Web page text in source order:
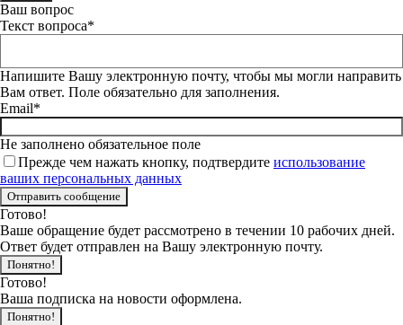
Ваш вопрос
Текст вопроса*
Напишите Вашу электронную почту, чтобы мы могли направить
Вам ответ. Поле обязательно для заполнения.
Email*
Не заполнено обязательное поле
Прежде чем нажать кнопку, подтвердите использование
ваших персональных данных
Готово!
Ваше обращение будет рассмотрено в течении 10 рабочих дней.
Ответ будет отправлен на Вашу электронную почту.
Понятно!
Готово!
Ваша подписка на новости оформлена.
Понятно!